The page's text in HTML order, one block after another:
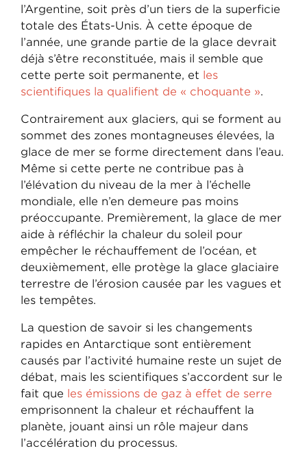
l’Argentine, soit près d’un tiers de la superficie
totale des États-Unis. À cette époque de
l’année, une grande partie de la glace devrait
déjà s’être reconstituée, mais il semble que
cette perte soit permanente, et les
scientifiques la qualifient de « choquante ».
Contrairement aux glaciers, qui se forment au
sommet des zones montagneuses élevées, la
glace de mer se forme directement dans l’eau.
Même si cette perte ne contribue pas à
l’élévation du niveau de la mer à l’échelle
mondiale, elle n’en demeure pas moins
préoccupante. Premièrement, la glace de mer
aide à réfléchir la chaleur du soleil pour
empêcher le réchauffement de l’océan, et
deuxièmement, elle protège la glace glaciaire
terrestre de l’érosion causée par les vagues et
les tempêtes.
La question de savoir si les changements
rapides en Antarctique sont entièrement
causés par l’activité humaine reste un sujet de
débat, mais les scientifiques s’accordent sur le
fait que les émissions de gaz à effet de serre
emprisonnent la chaleur et réchauffent la
planète, jouant ainsi un rôle majeur dans
l’accélération du processus.